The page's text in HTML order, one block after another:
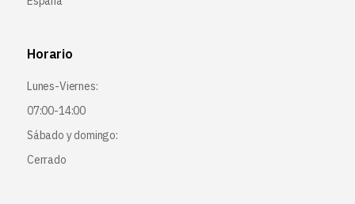
Horario
Lunes-Viernes:
07:00-14:00
Sábado y domingo:
Cerrado